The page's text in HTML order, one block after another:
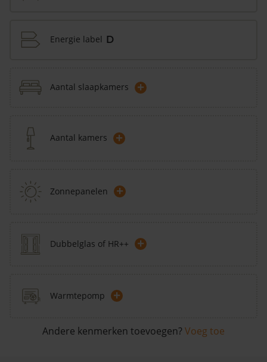
Energie label D
Aantal slaapkamers +
Aantal kamers +
Zonnepanelen +
Dubbelglas of HR++ +
Warmtepomp +
Andere kenmerken toevoegen? Voeg toe